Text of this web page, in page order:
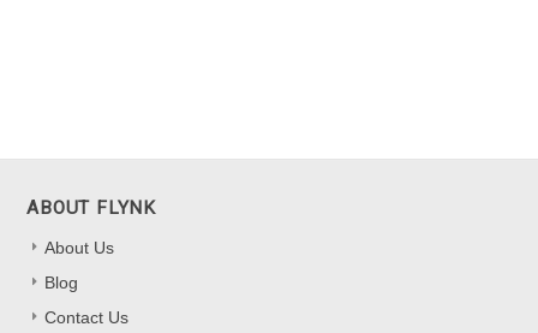
ABOUT FLYNK
About Us
Blog
Contact Us